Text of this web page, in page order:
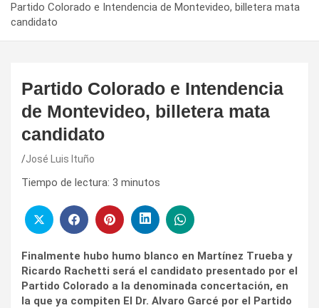
Partido Colorado e Intendencia de Montevideo, billetera mata
candidato
Partido Colorado e Intendencia
de Montevideo, billetera mata
candidato
José Luis Ituño
Tiempo de lectura: 3 minutos
Finalmente hubo humo blanco en Martínez Trueba y
Ricardo Rachetti será el candidato presentado por el
Partido Colorado a la denominada concertación, en
la que ya compiten El Dr. Alvaro Garcé por el Partido